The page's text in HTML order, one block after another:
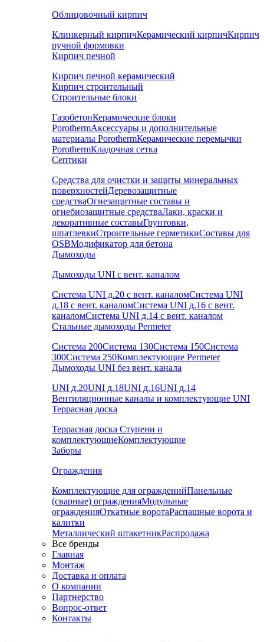
Облицовочный кирпич
Клинкерный кирпичКерамический кирпичКирпич
ручной формовки
Кирпич печной
Кирпич печной керамический
Кирпич строительный
Строительные блоки
ГазобетонКерамические блоки
PorothermАксессуары и дополнительные
материалы PorothermКерамические перемычки
PorothermКладочная сетка
Септики
Средства для очистки и защиты минеральных
поверхностейДеревозащитные
средстваОгнезащитные составы и
огнебиозащитные средстваЛаки, краски и
декоративные составыГрунтовки,
шпатлевкиСтроительные герметикиСоставы для
OSBМодификатор для бетона
Дымоходы
Дымоходы UNI с вент. каналом
Система UNI д.20 с вент. каналомСистема UNI
д.18 с вент. каналомСистема UNI д.16 с вент.
каналомСистема UNI д.14 с вент. каналом
Стальные дымоходы Permeter
Система 200Система 130Система 150Система
300Система 250Комплектующие Permeter
Дымоходы UNI без вент. канала
UNI д.20UNI д.18UNI д.16UNI д.14
Вентиляционные каналы и комплектующие UNI
Террасная доска
Террасная доска Ступени и
комплектующиеКомплектующие
Заборы
Ограждения
Комплектующие для огражденийПанельные
(сварные) огражденияМодульные
огражденияОткатные воротаРаспашные ворота и
калитки
Металлический штакетникРаспродажа
Все бренды
Главная
Монтаж
Доставка и оплата
О компании
Партнерство
Вопрос-ответ
Контакты